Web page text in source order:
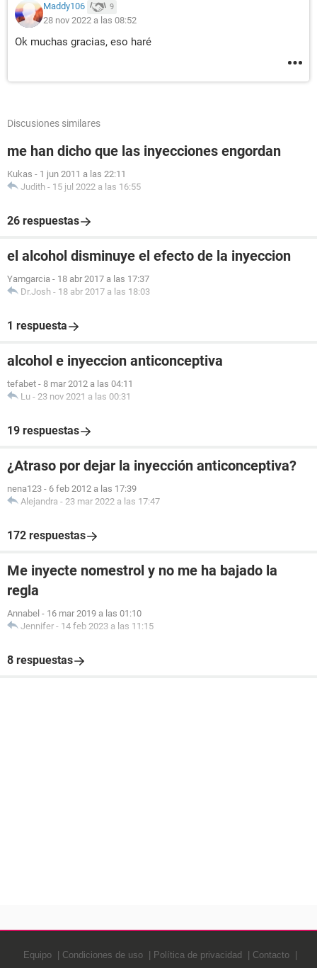
Maddy106 9
28 nov 2022 a las 08:52
Ok muchas gracias, eso haré
Discusiones similares
me han dicho que las inyecciones engordan
Kukas - 1 jun 2011 a las 22:11
Judith - 15 jul 2022 a las 16:55
26 respuestas
el alcohol disminuye el efecto de la inyeccion
Yamgarcia - 18 abr 2017 a las 17:37
Dr.Josh - 18 abr 2017 a las 18:03
1 respuesta
alcohol e inyeccion anticonceptiva
tefabet - 8 mar 2012 a las 04:11
Lu - 23 nov 2021 a las 00:31
19 respuestas
¿Atraso por dejar la inyección anticonceptiva?
nena123 - 6 feb 2012 a las 17:39
Alejandra - 23 mar 2022 a las 17:47
172 respuestas
Me inyecte nomestrol y no me ha bajado la
regla
Annabel - 16 mar 2019 a las 01:10
Jennifer - 14 feb 2023 a las 11:15
8 respuestas
Equipo Condiciones de uso Política de privacidad Contacto